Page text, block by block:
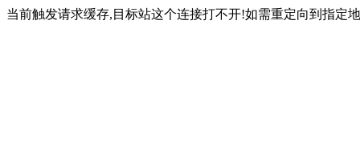
当前触发请求缓存,目标站这个连接打不开!如需重定向到指定